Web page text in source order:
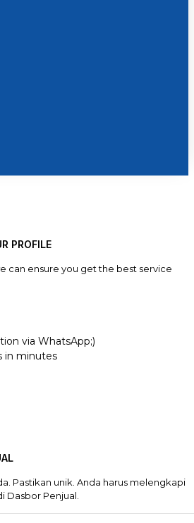
PROFILE
can ensure you get the best service
via WhatsApp;)
in minutes
Pastikan unik. Anda harus melengkapi
Dasbor Penjual.